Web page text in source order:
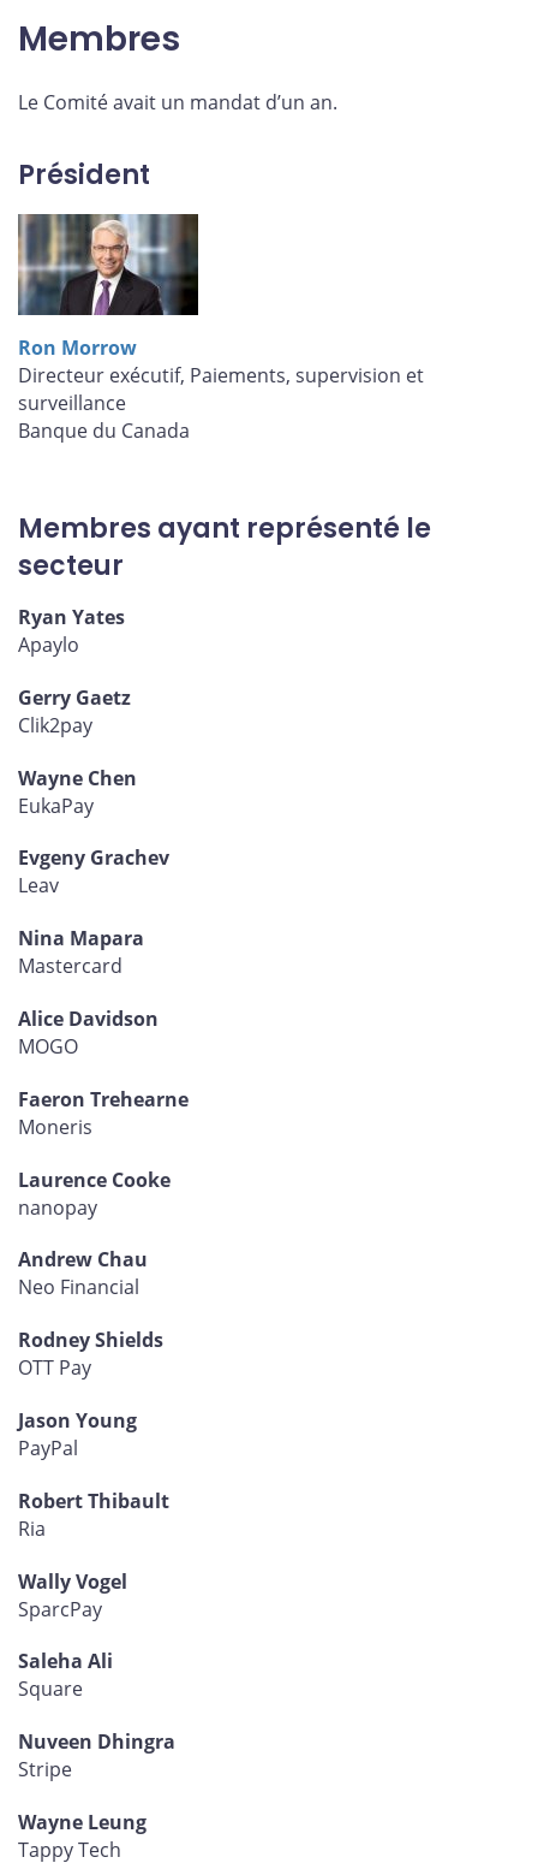
Membres
Le Comité avait un mandat d’un an.
Président
Ron Morrow
Directeur exécutif, Paiements, supervision et
surveillance
Banque du Canada
Membres ayant représenté le
secteur
Ryan Yates
Apaylo
Gerry Gaetz
Clik2pay
Wayne Chen
EukaPay
Evgeny Grachev
Leav
Nina Mapara
Mastercard
Alice Davidson
MOGO
Faeron Trehearne
Moneris
Laurence Cooke
nanopay
Andrew Chau
Neo Financial
Rodney Shields
OTT Pay
Jason Young
PayPal
Robert Thibault
Ria
Wally Vogel
SparcPay
Saleha Ali
Square
Nuveen Dhingra
Stripe
Wayne Leung
Tappy Tech